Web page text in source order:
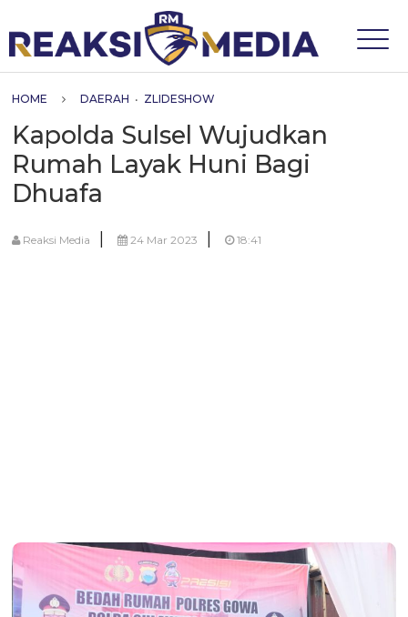
HOME DAERAH • ZLIDESHOW
Kapolda Sulsel Wujudkan
Rumah Layak Huni Bagi
Dhuafa
Reaksi Media | 24 Mar 2023 | 18:41